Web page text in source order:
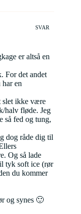
SVAR
er altså en
For det andet
en
slet ikke være
halv fløde. Jeg
så fed og tung,
dog råde dig til
Og så lade
tyk soft ice (rør
du kommer
og synes 🙂